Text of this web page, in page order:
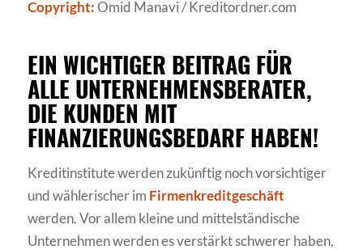
Copyright:Omid Manavi / Kreditordner.com
EIN WICHTIGER BEITRAG FÜR
ALLE UNTERNEHMENSBERATER,
DIE KUNDEN MIT
FINANZIERUNGSBEDARF HABEN!
Kreditinstitute werden zukünftig noch vorsichtiger
und wählerischer im Firmenkreditgeschäft
werden. Vor allem kleine und mittelständische
Unternehmen werden es verstärkt schwerer haben,